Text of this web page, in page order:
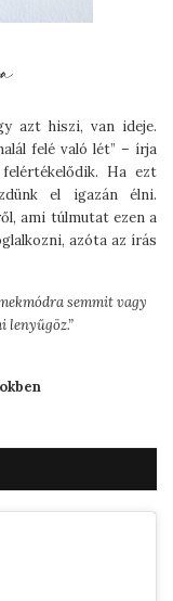
azt hiszi, van ideje.
felé való lét” – írja
Ha ezt
el igazán élni.
ami túlmutat ezen a
azóta az írás
semmit vagy
lenyűgöz.”